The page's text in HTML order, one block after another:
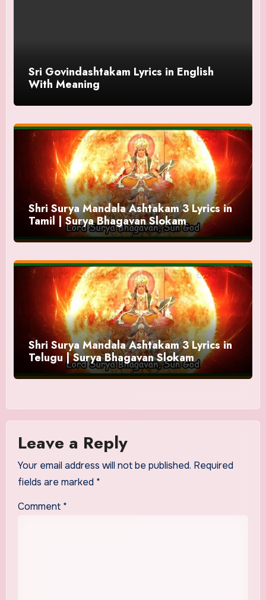
Sri Govindashtakam Lyrics in English
With Meaning
Shri Surya Mandala Ashtakam 3 Lyrics in
Tamil | Surya Bhagavan Slokam
Shri Surya Mandala Ashtakam 3 Lyrics in
Telugu | Surya Bhagavan Slokam
Leave a Reply
Your email address will not be published. Required
fields are marked *
Comment *